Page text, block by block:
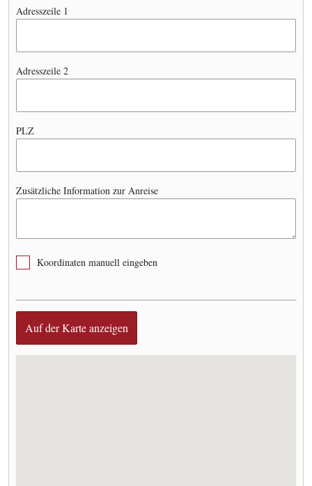
Adresszeile 1
Adresszeile 2
PLZ
Zusätzliche Information zur Anreise
Koordinaten manuell eingeben